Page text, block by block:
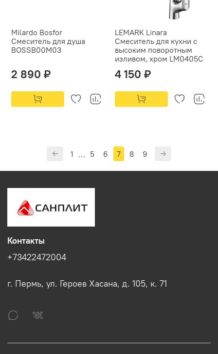
Milardo Bosfor
Смеситель для душа
BOSSB00M03
2 890 ₽
LEMARK Linara
Смеситель для кухни с
высоким поворотным
изливом, хром LM0405C
4 150 ₽
1 … 5 6 7 8 9
Контакты
+73422472004
г. Пермь, ул. Героев Хасана, д. 105, к. 71